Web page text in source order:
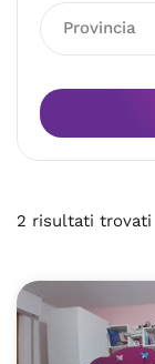
Provincia
2 risultati trovati